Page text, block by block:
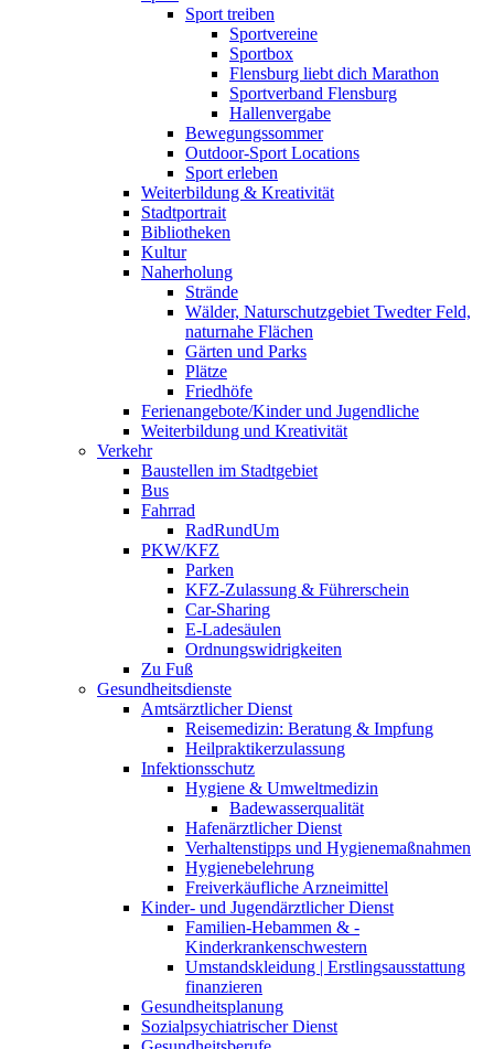
Sport treiben
Sportvereine
Sportbox
Flensburg liebt dich Marathon
Sportverband Flensburg
Hallenvergabe
Bewegungssommer
Outdoor-Sport Locations
Sport erleben
Weiterbildung & Kreativität
Stadtportrait
Bibliotheken
Kultur
Naherholung
Strände
Wälder, Naturschutzgebiet Twedter Feld,
naturnahe Flächen
Gärten und Parks
Plätze
Friedhöfe
Ferienangebote/Kinder und Jugendliche
Weiterbildung und Kreativität
Verkehr
Baustellen im Stadtgebiet
Bus
Fahrrad
RadRundUm
PKW/KFZ
Parken
KFZ-Zulassung & Führerschein
Car-Sharing
E-Ladesäulen
Ordnungswidrigkeiten
Zu Fuß
Gesundheitsdienste
Amtsärztlicher Dienst
Reisemedizin: Beratung & Impfung
Heilpraktikerzulassung
Infektionsschutz
Hygiene & Umweltmedizin
Badewasserqualität
Hafenärztlicher Dienst
Verhaltenstipps und Hygienemaßnahmen
Hygienebelehrung
Freiverkäufliche Arzneimittel
Kinder- und Jugendärztlicher Dienst
Familien-Hebammen & -
Kinderkrankenschwestern
Umstandskleidung | Erstlingsausstattung
finanzieren
Gesundheitsplanung
Sozialpsychiatrischer Dienst